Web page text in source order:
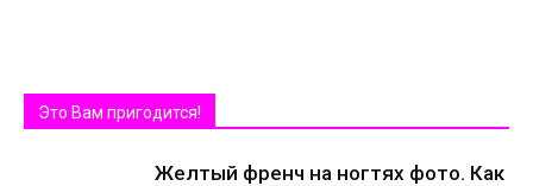
Это Вам пригодится!
Желтый френч на ногтях фото. Как